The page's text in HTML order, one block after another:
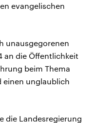
evangelischen
unausgegorenen
an die Öffentlichkeit
beim Thema
einen unglaublich
die Landesregierung